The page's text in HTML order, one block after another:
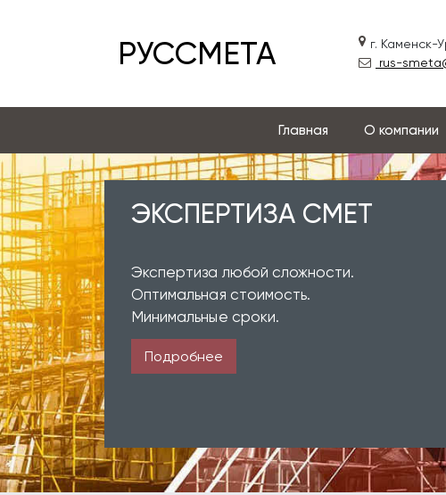
РУССМЕТА
г. Каменск-
rus-
Главная О компании
ЭКСПЕРТИЗА СМЕТ
Экспертиза любой сложности.
Оптимальная стоимость.
Минимальные сроки.
Подробнее